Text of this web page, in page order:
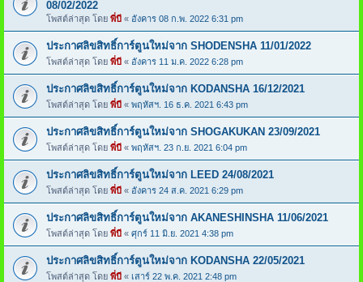
08/02/2022
โพสต์ล่าสุด โดย พี่บี « อังคาร 08 ก.พ. 2022 6:31 pm
ประกาศลิขสิทธิ์การ์ตูนใหม่จาก SHODENSHA 11/01/2022
โพสต์ล่าสุด โดย พี่บี « อังคาร 11 ม.ค. 2022 6:28 pm
ประกาศลิขสิทธิ์การ์ตูนใหม่จาก KODANSHA 16/12/2021
โพสต์ล่าสุด โดย พี่บี « พฤหัสฯ. 16 ธ.ค. 2021 6:43 pm
ประกาศลิขสิทธิ์การ์ตูนใหม่จาก SHOGAKUKAN 23/09/2021
โพสต์ล่าสุด โดย พี่บี « พฤหัสฯ. 23 ก.ย. 2021 6:04 pm
ประกาศลิขสิทธิ์การ์ตูนใหม่จาก LEED 24/08/2021
โพสต์ล่าสุด โดย พี่บี « อังคาร 24 ส.ค. 2021 6:29 pm
ประกาศลิขสิทธิ์การ์ตูนใหม่จาก AKANESHINSHA 11/06/2021
โพสต์ล่าสุด โดย พี่บี « ศุกร์ 11 มิ.ย. 2021 4:38 pm
ประกาศลิขสิทธิ์การ์ตูนใหม่จาก KODANSHA 22/05/2021
โพสต์ล่าสุด โดย พี่บี « เสาร์ 22 พ.ค. 2021 2:48 pm